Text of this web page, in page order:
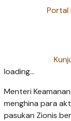
Portal
loading...
Menteri
menghina para
pasukan Zionis